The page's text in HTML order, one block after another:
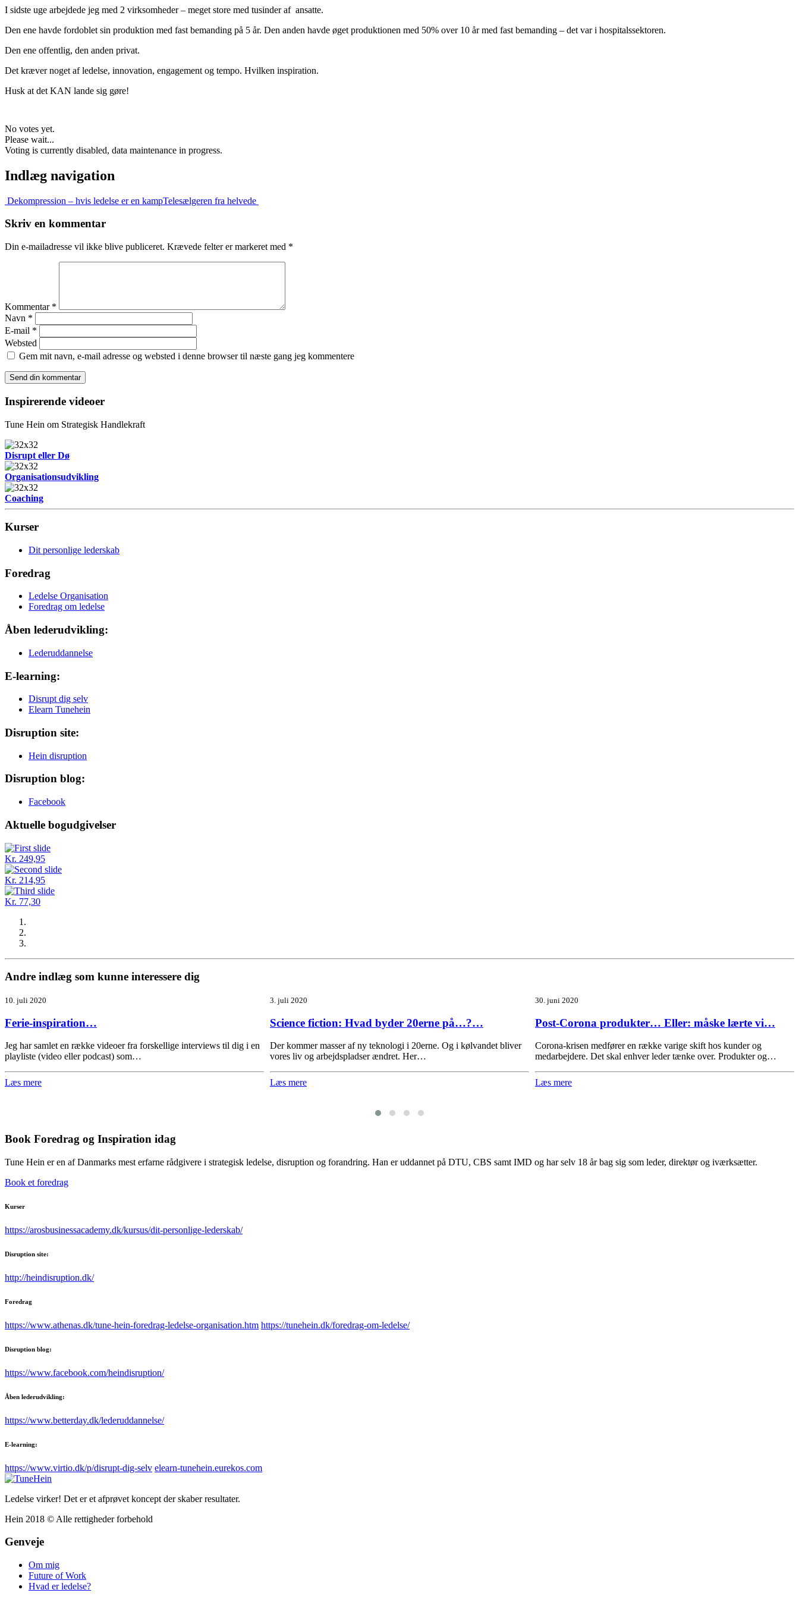
I sidste uge arbejdede jeg med 2 virksomheder – meget store med tusinder af ansatte.
Den ene havde fordoblet sin produktion med fast bemanding på 5 år. Den anden havde øget produktionen med 50% over 10 år med fast bemanding – det var i hospitalssektoren.
Den ene offentlig, den anden privat.
Det kræver noget af ledelse, innovation, engagement og tempo. Hvilken inspiration.
Husk at det KAN lande sig gøre!
No votes yet.
Please wait...
Voting is currently disabled, data maintenance in progress.
Indlæg navigation
Dekompression – hvis ledelse er en kampTelesælgeren fra helvede
Skriv en kommentar
Din e-mailadresse vil ikke blive publiceret. Krævede felter er markeret med *
Kommentar *
Navn *
E-mail *
Websted
Gem mit navn, e-mail adresse og websted i denne browser til næste gang jeg kommentere
Inspirerende videoer
Tune Hein om Strategisk Handlekraft
Disrupt eller Dø
Organisationsudvikling
Coaching
Kurser
Dit personlige lederskab
Foredrag
Ledelse Organisation
Foredrag om ledelse
Åben lederudvikling:
Lederuddannelse
E-learning:
Disrupt dig selv
Elearn Tunehein
Disruption site:
Hein disruption
Disruption blog:
Facebook
Aktuelle bogudgivelser
Kr. 249,95
Kr. 214,95
Kr. 77,30
Andre indlæg som kunne interessere dig
10. juli 2020
Ferie-inspiration…
Jeg har samlet en række videoer fra forskellige interviews til dig i en
playliste (video eller podcast) som…
Læs mere
3. juli 2020
Science fiction: Hvad byder 20erne på…?…
Der kommer masser af ny teknologi i 20erne. Og i kølvandet bliver
vores liv og arbejdspladser ændret. Her…
Læs mere
30. juni 2020
Post-Corona produkter… Eller: måske lærte vi…
Corona-krisen medfører en række varige skift hos kunder og
medarbejdere. Det skal enhver leder tænke over. Produkter og…
Læs mere
Book Foredrag og Inspiration idag
Tune Hein er en af Danmarks mest erfarne rådgivere i strategisk ledelse, disruption og forandring. Han er uddannet på DTU, CBS samt IMD og har selv 18 år bag sig som leder, direktør og iværksætter.
Book et foredrag
Kurser
https://arosbusinessacademy.dk/kursus/dit-personlige-lederskab/
Disruption site:
http://heindisruption.dk/
Foredrag
https://www.athenas.dk/tune-hein-foredrag-ledelse-organisation.htm https://tunehein.dk/foredrag-om-ledelse/
Disruption blog:
https://www.facebook.com/heindisruption/
Åben lederudvikling:
https://www.betterday.dk/lederuddannelse/
E-learning:
https://www.virtio.dk/p/disrupt-dig-selv elearn-tunehein.eurekos.com
Ledelse virker! Det er et afprøvet koncept der skaber resultater.
Hein 2018 © Alle rettigheder forbehold
Genveje
Om mig
Future of Work
Hvad er ledelse?